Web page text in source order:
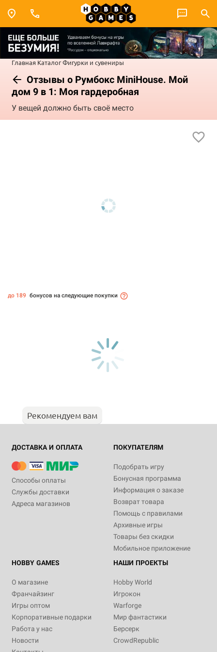
Главная КаталогФигурки и сувениры
Отзывы о Румбокс MiniHouse. Мой
дом 9 в 1: Моя гардеробная
У вещей должно быть своё место
до 189 бонусов на следующие покупки
Рекомендуем вам
ДОСТАВКА И ОПЛАТА
Способы оплаты
Службы доставки
Адреса магазинов
ПОКУПАТЕЛЯМ
Подобрать игру
Бонусная программа
Информация о заказе
Возврат товара
Помощь с правилами
Архивные игры
Товары без скидки
Мобильное приложение
HOBBY GAMES
О магазине
Франчайзинг
Игры оптом
Корпоративные подарки
Работа у нас
Новости
НАШИ ПРОЕКТЫ
Hobby World
Игрокон
Warforge
Мир фантастики
Берсерк
CrowdRepublic